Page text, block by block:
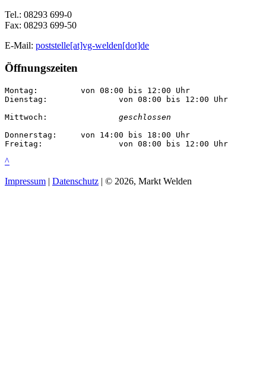
Tel.: 08293 699-0
Fax: 08293 699-50
E-Mail: poststelle[at]vg-welden[dot]de
Öffnungszeiten
Montag:		von 08:00 bis 12:00 Uhr
Dienstag:		von 08:00 bis 12:00 Uhr
geschlossen
Donnerstag:	von 14:00 bis 18:00 Uhr
Freitag:		von 08:00 bis 12:00 Uhr
^
Impressum | Datenschutz | © 2026, Markt Welden